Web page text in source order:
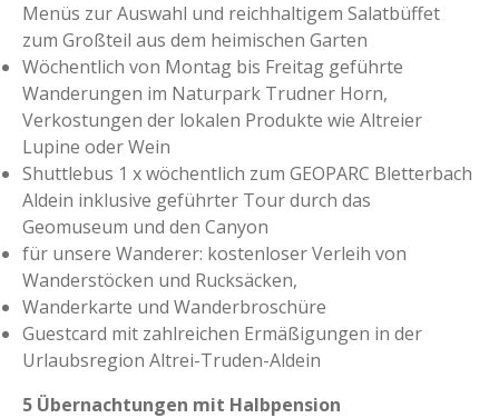
Menüs zur Auswahl und reichhaltigem Salatbüffet
zum Großteil aus dem heimischen Garten
Wöchentlich von Montag bis Freitag geführte
Wanderungen im Naturpark Trudner Horn,
Verkostungen der lokalen Produkte wie Altreier
Lupine oder Wein
Shuttlebus 1 x wöchentlich zum GEOPARC Bletterbach
Aldein inklusive geführter Tour durch das
Geomuseum und den Canyon
für unsere Wanderer: kostenloser Verleih von
Wanderstöcken und Rucksäcken,
Wanderkarte und Wanderbroschüre
Guestcard mit zahlreichen Ermäßigungen in der
Urlaubsregion Altrei-Truden-Aldein
5 Übernachtungen mit Halbpension